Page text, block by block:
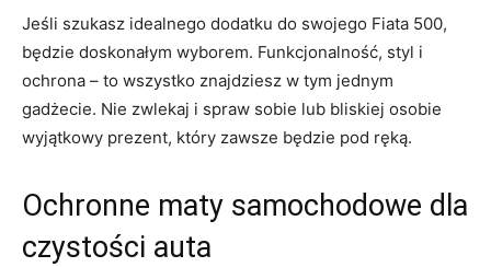
‌Jeśli szukasz​ idealnego⁣ dodatku do swojego ⁢Fiata 500,
będzie ⁢doskonałym wyborem.‍ Funkcjonalność, styl i
ochrona – to wszystko‌ znajdziesz w tym ⁤jednym
gadżecie. Nie zwlekaj i ⁤spraw sobie lub bliskiej osobie
wyjątkowy prezent, który zawsze będzie‌ pod ręką.
Ochronne maty‌ samochodowe⁢ dla
czystości auta